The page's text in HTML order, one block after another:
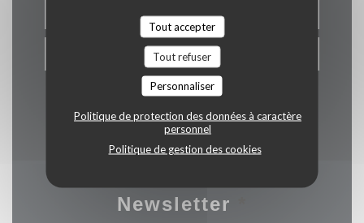
Tout accepter
Tout refuser
Personnaliser
Politique de protection des données à caractère
personnel
Politique de gestion des cookies
RÉSERVER
PRIVATISER
Newsletter